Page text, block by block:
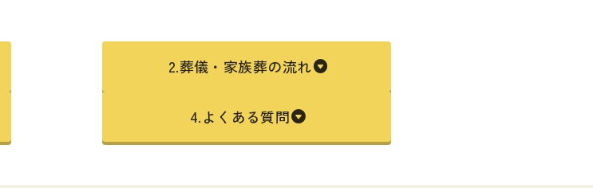
2.葬儀・家族葬の流れ
4.よくある質問